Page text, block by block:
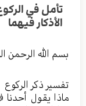
تأمل في
الأذكار فيهما
بسم الله الرحمن
تفسير ذكر الركوع
ماذا يقول أحدنا